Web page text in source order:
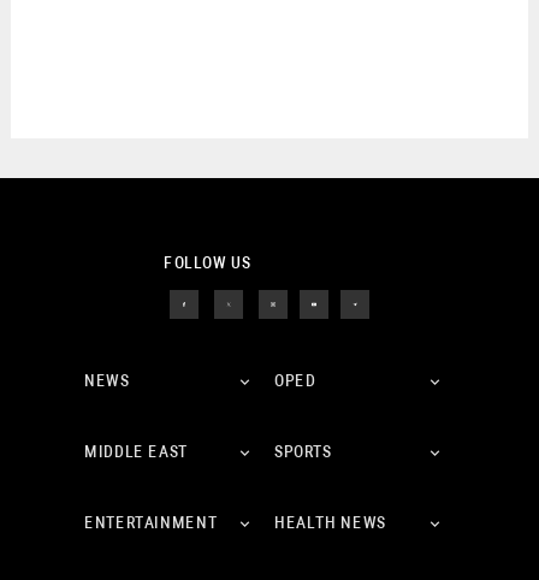
FOLLOW US
NEWS OPED
MIDDLE EAST SPORTS
ENTERTAINMENT HEALTH NEWS